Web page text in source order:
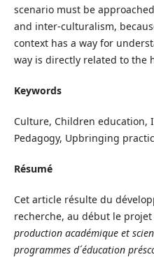
scenario must be
and inter-culturalism,
context has a way for
way is directly related to the
Keywords
Culture, Children education,
Pedagogy, Upbringing
Résumé
Cet article résulte du
recherche, au début le projet
production académique et
programmes d´éducation